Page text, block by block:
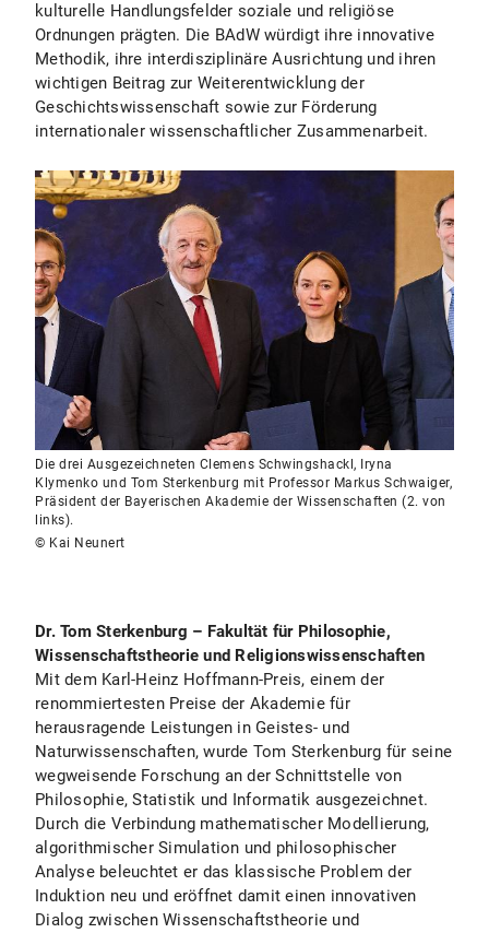
kulturelle Handlungsfelder soziale und religiöse
Ordnungen prägten. Die BAdW würdigt ihre innovative
Methodik, ihre interdisziplinäre Ausrichtung und ihren
wichtigen Beitrag zur Weiterentwicklung der
Geschichtswissenschaft sowie zur Förderung
internationaler wissenschaftlicher Zusammenarbeit.
Die drei Ausgezeichneten Clemens Schwingshackl, Iryna
Klymenko und Tom Sterkenburg mit Professor Markus Schwaiger,
Präsident der Bayerischen Akademie der Wissenschaften (2. von
links).
© Kai Neunert
Dr. Tom Sterkenburg – Fakultät für Philosophie,
Wissenschaftstheorie und Religionswissenschaften
Mit dem Karl-Heinz Hoffmann-Preis, einem der
renommiertesten Preise der Akademie für
herausragende Leistungen in Geistes- und
Naturwissenschaften, wurde Tom Sterkenburg für seine
wegweisende Forschung an der Schnittstelle von
Philosophie, Statistik und Informatik ausgezeichnet.
Durch die Verbindung mathematischer Modellierung,
algorithmischer Simulation und philosophischer
Analyse beleuchtet er das klassische Problem der
Induktion neu und eröffnet damit einen innovativen
Dialog zwischen Wissenschaftstheorie und